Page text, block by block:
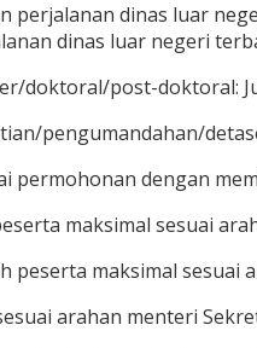
dinas luar
dinas luar negeri
doktoral/post-doktoral:
pengumandahan/
permohonan dengan
maksimal sesuai
maksimal sesuai
arahan menteri